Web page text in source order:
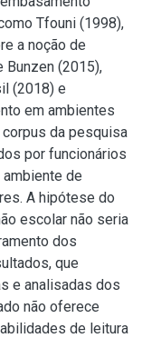
Tfouni (1998),
a noção de
Bunzen (2015),
(2018) e
em ambientes
da pesquisa
por funcionários
de
A hipótese do
escolar não seria
dos
que
e analisadas dos
não oferece
de leitura